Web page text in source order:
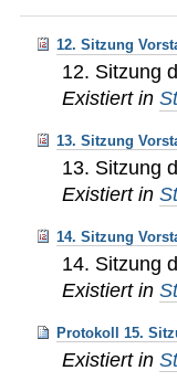
12. Sitzung
12. Sitzung
Existiert in
13. Sitzung
13. Sitzung
Existiert in
14. Sitzung
14. Sitzung
Existiert in
Protokoll 15.
Existiert in